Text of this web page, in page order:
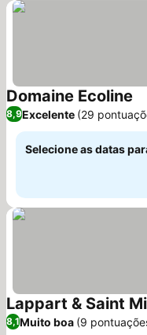
Domaine Ecoline
8,9Excelente (29
Selecione as datas
Lappart & Saint
8,1Muito boa (9